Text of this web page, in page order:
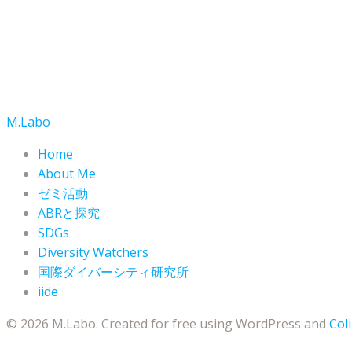
M.Labo
Home
About Me
ゼミ活動
ABRと探究
SDGs
Diversity Watchers
国際ダイバーシティ研究所
iide
© 2026 M.Labo. Created for free using WordPress and